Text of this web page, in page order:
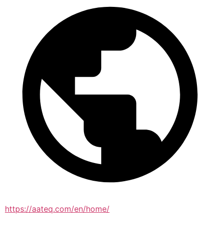
https://aateq.com/en/home/